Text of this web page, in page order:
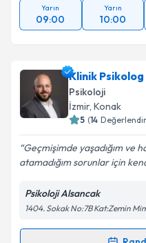
Yarın
09:00
Yarın
10:00
Klinik
Psikoloji
İzmir, Konak
5 (14
Geçmişimde yaşadığım ve
atamadığım sorunlar için
Psikoloji Alsancak
1404. Sokak No:7B Kat:Zemin